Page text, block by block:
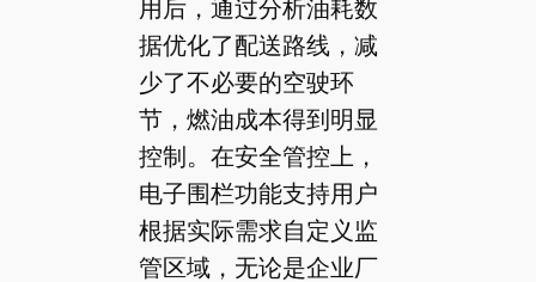
用后，通过分析油耗数
据优化了配送路线，减
少了不必要的空驶环
节，燃油成本得到明显
控制。在安全管控上，
电子围栏功能支持用户
根据实际需求自定义监
管区域，无论是企业厂